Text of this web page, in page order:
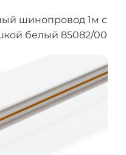
шинопровод 1м с
белый 85082/00